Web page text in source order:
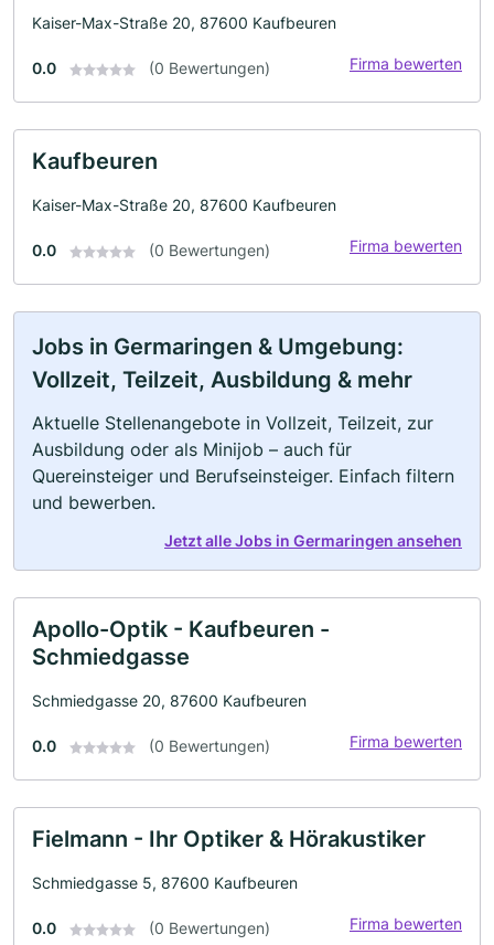
Kaiser-Max-Straße 20, 87600 Kaufbeuren
0.0 (0 Bewertungen) Firma bewerten
Kaufbeuren
Kaiser-Max-Straße 20, 87600 Kaufbeuren
0.0 (0 Bewertungen) Firma bewerten
Jobs in Germaringen & Umgebung:
Vollzeit, Teilzeit, Ausbildung & mehr
Aktuelle Stellenangebote in Vollzeit, Teilzeit, zur
Ausbildung oder als Minijob – auch für
Quereinsteiger und Berufseinsteiger. Einfach filtern
und bewerben.
Jetzt alle Jobs in Germaringen ansehen
Apollo-Optik - Kaufbeuren -
Schmiedgasse
Schmiedgasse 20, 87600 Kaufbeuren
0.0 (0 Bewertungen) Firma bewerten
Fielmann - Ihr Optiker & Hörakustiker
Schmiedgasse 5, 87600 Kaufbeuren
0.0 (0 Bewertungen) Firma bewerten